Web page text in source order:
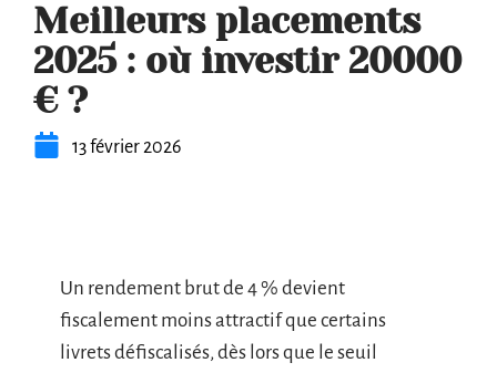
Meilleurs placements
2025 : où investir 20000
€ ?
13 février 2026
Un rendement brut de 4 % devient
fiscalement moins attractif que certains
livrets défiscalisés, dès lors que le seuil